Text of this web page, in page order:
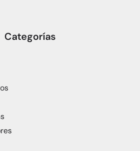
Categorías